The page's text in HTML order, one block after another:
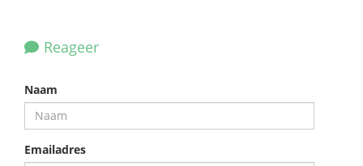
Reageer
Naam
Emailadres